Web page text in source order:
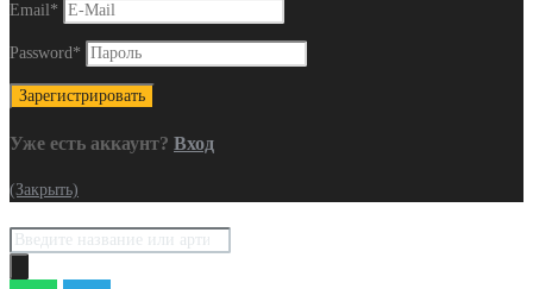
Email*
Password*
Уже есть аккаунт? Вход
(Закрыть)
Поиск